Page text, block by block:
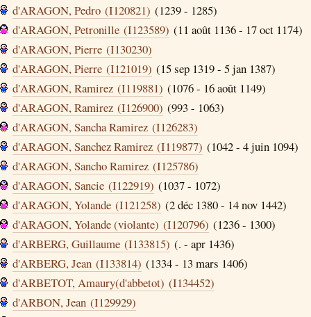
d'ARAGON, Pedro (I120821) (1239 - 1285)
d'ARAGON, Petronille (I123589) (11 août 1136 - 17 oct 1174)
d'ARAGON, Pierre (I130230)
d'ARAGON, Pierre (I121019) (15 sep 1319 - 5 jan 1387)
d'ARAGON, Ramirez (I119881) (1076 - 16 août 1149)
d'ARAGON, Ramirez (I126900) (993 - 1063)
d'ARAGON, Sancha Ramirez (I126283)
d'ARAGON, Sanchez Ramirez (I119877) (1042 - 4 juin 1094)
d'ARAGON, Sancho Ramirez (I125786)
d'ARAGON, Sancie (I122919) (1037 - 1072)
d'ARAGON, Yolande (I121258) (2 déc 1380 - 14 nov 1442)
d'ARAGON, Yolande (violante) (I120796) (1236 - 1300)
d'ARBERG, Guillaume (I133815) (. - apr 1436)
d'ARBERG, Jean (I133814) (1334 - 13 mars 1406)
d'ARBETOT, Amaury(d'abbetot) (I134452)
d'ARBON, Jean (I129929)